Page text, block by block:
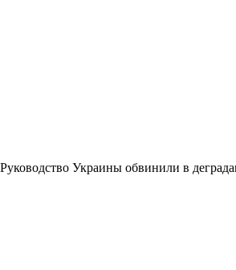
Руководство Украины обвинили в